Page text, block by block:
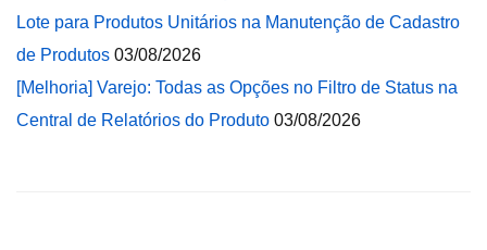
Lote para Produtos Unitários na Manutenção de Cadastro
de Produtos 03/08/2026
[Melhoria] Varejo: Todas as Opções no Filtro de Status na
Central de Relatórios do Produto 03/08/2026